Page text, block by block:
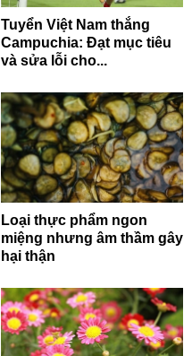
Tuyển Việt Nam thắng
Campuchia: Đạt mục tiêu
và sửa lỗi cho...
Loại thực phẩm ngon
miệng nhưng âm thầm gây
hại thận